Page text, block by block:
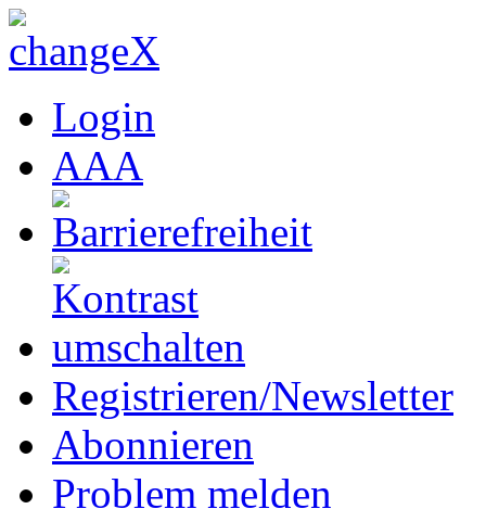
Login
AAA
Registrieren/Newsletter
Abonnieren
Problem melden